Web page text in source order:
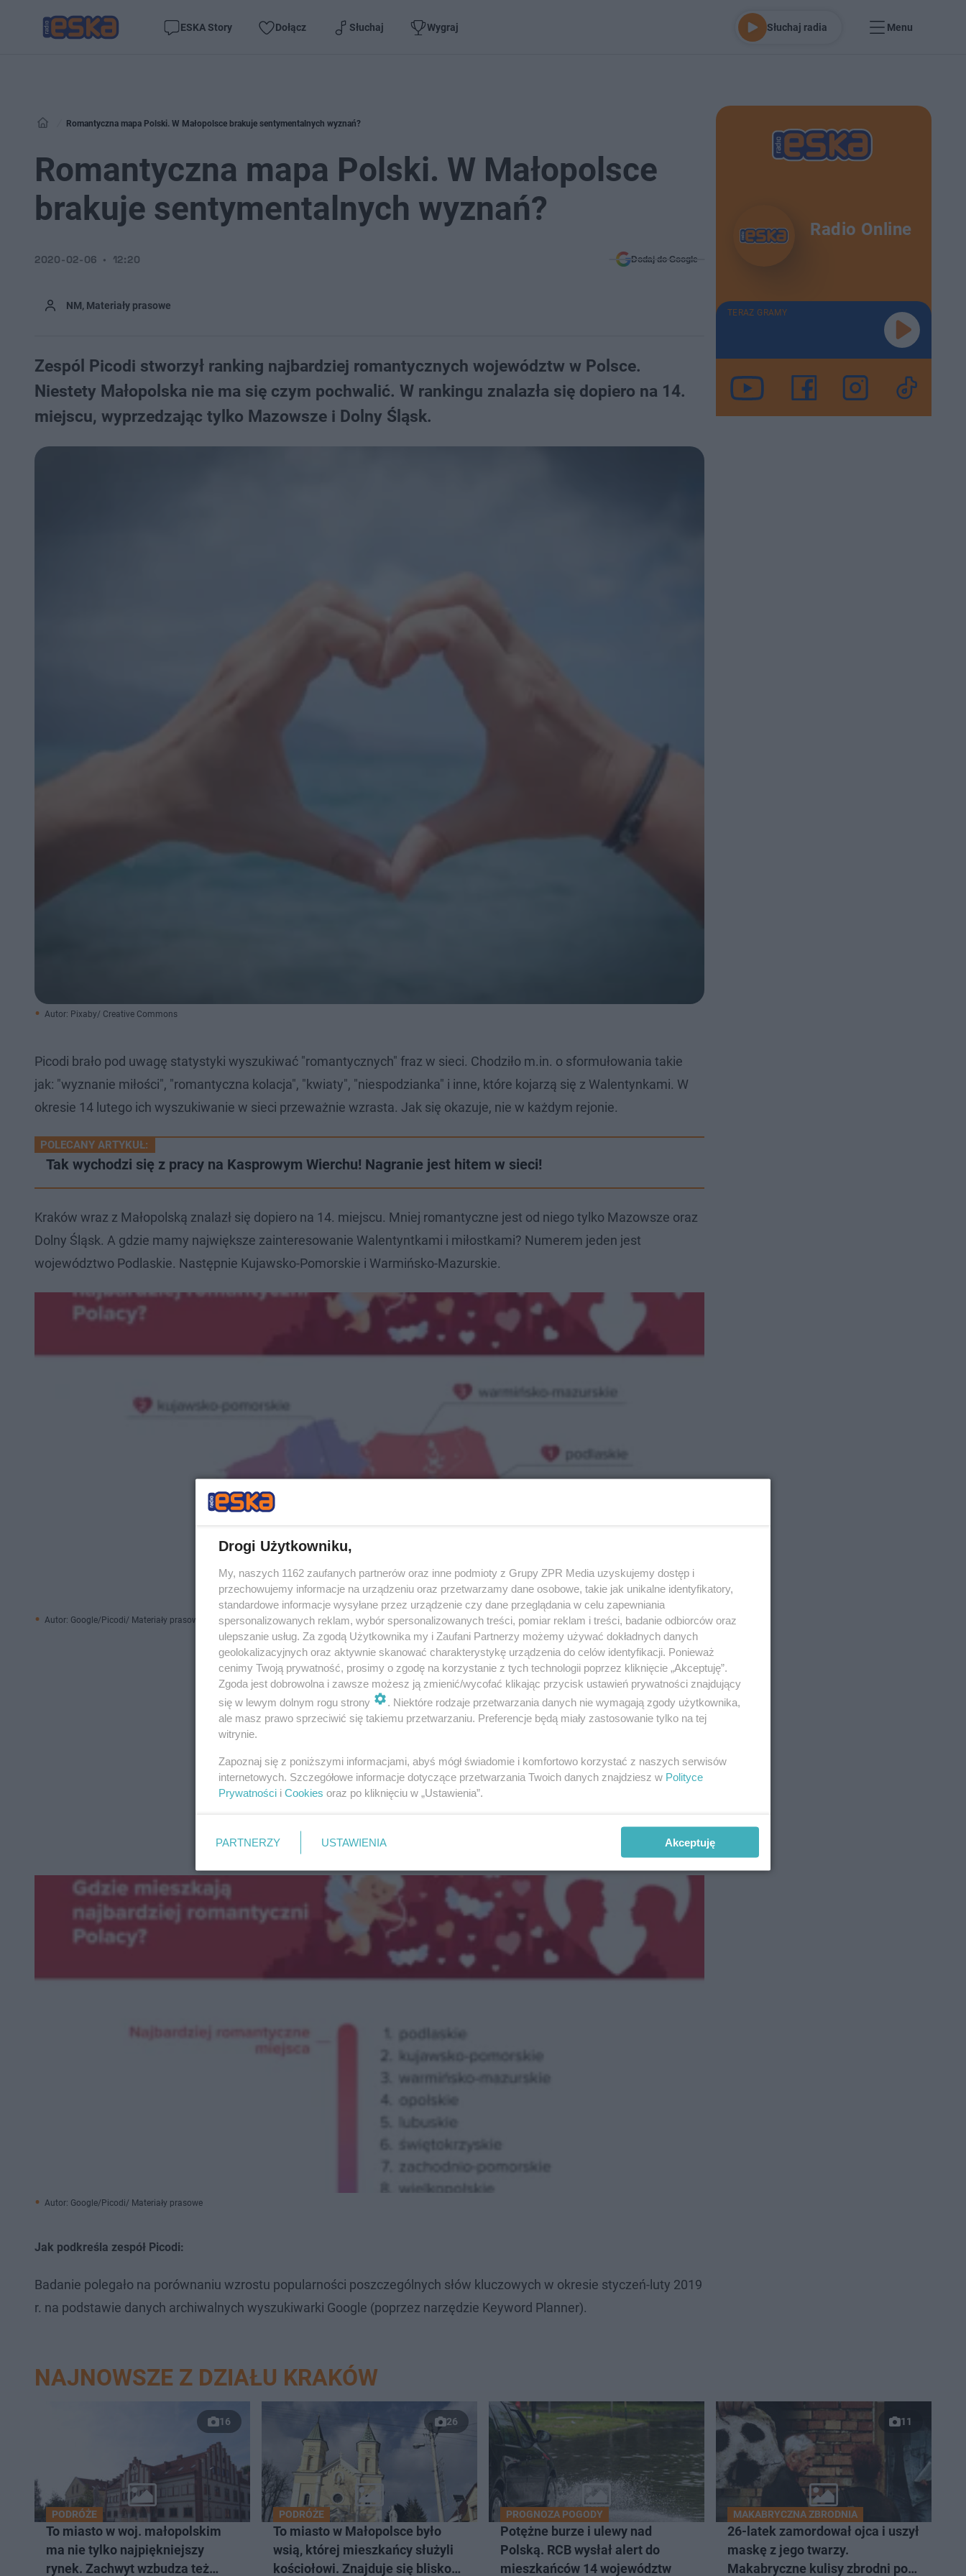
ESKA Story Dołącz Słuchaj Wygraj Słuchaj radia Menu
Romantyczna mapa Polski. W Małopolsce brakuje sentymentalnych wyznań?
Romantyczna mapa Polski. W Małopolsce
brakuje sentymentalnych wyznań?
NM, Materiały prasowe
2020-02-06 12:20 Dodaj do Google
Zespól Picodi stworzył ranking najbardziej romantycznych województw w Polsce.
Niestety Małopolska nie ma się czym pochwalić. W rankingu znalazła się dopiero na 14.
miejscu, wyprzedzając tylko Mazowsze i Dolny Śląsk.
Autor: Pixaby/ Creative Commons
Picodi brało pod uwagę statystyki wyszukiwać "romantycznych" fraz w sieci. Chodziło m.in. o sformułowania takie
jak: "wyznanie miłości", "romantyczna kolacja", "kwiaty", "niespodzianka" i inne, które kojarzą się z Walentynkami. W
okresie 14 lutego ich wyszukiwanie w sieci przeważnie wzrasta. Jak się okazuje, nie w każdym rejonie.
POLECANY ARTYKUŁ:
Tak wychodzi się z pracy na Kasprowym Wierchu! Nagranie jest hitem w sieci!
Kraków wraz z Małopolską znalazł się dopiero na 14. miejscu. Mniej romantyczne jest od niego tylko Mazowsze oraz
Dolny Śląsk. A gdzie mamy największe zainteresowanie Walentyntkami i miłostkami? Numerem jeden jest
województwo Podlaskie. Następnie Kujawsko-Pomorskie i Warmińsko-Mazurskie.
Autor: Google/Picodi/ Materiały prasowe
Autor: Google/Picodi/ Materiały prasowe
Jak podkreśla zespół Picodi:
Badanie polegało na porównaniu wzrostu popularności poszczególnych słów kluczowych w okresie styczeń-luty 2019
r. na podstawie danych archiwalnych wyszukiwarki Google (poprzez narzędzie Keyword Planner).
Radio Online
TERAZ GRAMY
NAJNOWSZE Z DZIAŁU KRAKÓW
16
PODRÓŻE
To miasto w woj. małopolskim
ma nie tylko najpiękniejszy
rynek. Zachwyt wzbudza też
26
PODRÓŻE
To miasto w Małopolsce było
wsią, której mieszkańcy służyli
kościołowi. Znajduje się blisko
PROGNOZA POGODY
Potężne burze i ulewy nad
Polską. RCB wysłał alert do
mieszkańców 14 województw
11
MAKABRYCZNA ZBRODNIA
26-latek zamordował ojca i uszył
maskę z jego twarzy.
Makabryczne kulisy zbrodni pod
Drogi Użytkowniku,
My, naszych 1162 zaufanych partnerów oraz inne podmioty z Grupy ZPR Media uzyskujemy dostęp i
przechowujemy informacje na urządzeniu oraz przetwarzamy dane osobowe, takie jak unikalne identyfikatory,
standardowe informacje wysyłane przez urządzenie czy dane przeglądania w celu zapewniania
spersonalizowanych reklam, wybór spersonalizowanych treści, pomiar reklam i treści, badanie odbiorców oraz
ulepszanie usług. Za zgodą Użytkownika my i Zaufani Partnerzy możemy używać dokładnych danych
geolokalizacyjnych oraz aktywnie skanować charakterystykę urządzenia do celów identyfikacji. Ponieważ
cenimy Twoją prywatność, prosimy o zgodę na korzystanie z tych technologii poprzez kliknięcie „Akceptuję”.
Zgoda jest dobrowolna i zawsze możesz ją zmienić/wycofać klikając przycisk ustawień prywatności znajdujący
się w lewym dolnym rogu strony
. Niektóre rodzaje przetwarzania danych nie wymagają zgody użytkownika,
ale masz prawo sprzeciwić się takiemu przetwarzaniu. Preferencje będą miały zastosowanie tylko na tej
witrynie.
Zapoznaj się z poniższymi informacjami, abyś mógł świadomie i komfortowo korzystać z naszych serwisów
internetowych. Szczegółowe informacje dotyczące przetwarzania Twoich danych znajdziesz w Polityce
Prywatności i Cookies oraz po kliknięciu w „Ustawienia”.
PARTNERZY USTAWIENIA Akceptuję